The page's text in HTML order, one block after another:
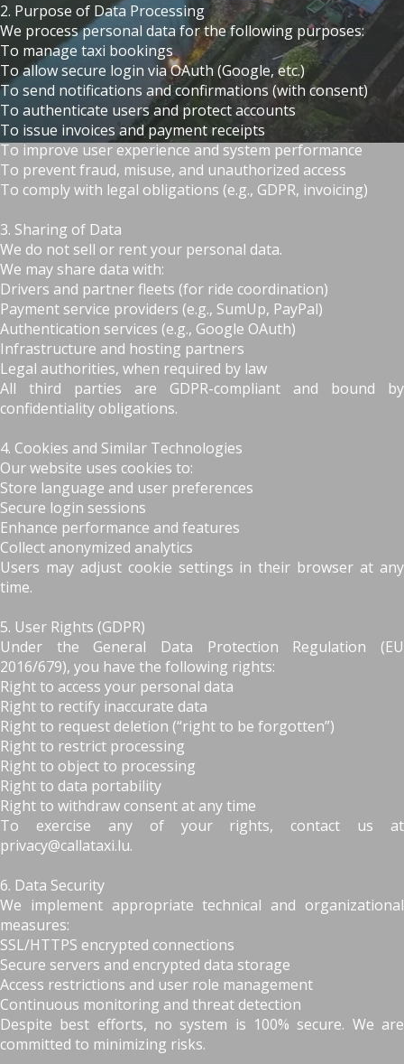
2. Purpose of Data Processing
We process personal data for the following purposes:
To manage taxi bookings
To allow secure login via OAuth (Google, etc.)
To send notifications and confirmations (with consent)
To authenticate users and protect accounts
To issue invoices and payment receipts
To improve user experience and system performance
To prevent fraud, misuse, and unauthorized access
To comply with legal obligations (e.g., GDPR, invoicing)
3. Sharing of Data
We do not sell or rent your personal data.
We may share data with:
Drivers and partner fleets (for ride coordination)
Payment service providers (e.g., SumUp, PayPal)
Authentication services (e.g., Google OAuth)
Infrastructure and hosting partners
Legal authorities, when required by law
All third parties are GDPR-compliant and bound by
confidentiality obligations.
4. Cookies and Similar Technologies
Our website uses cookies to:
Store language and user preferences
Secure login sessions
Enhance performance and features
Collect anonymized analytics
Users may adjust cookie settings in their browser at any
time.
5. User Rights (GDPR)
Under the General Data Protection Regulation (EU
2016/679), you have the following rights:
Right to access your personal data
Right to rectify inaccurate data
Right to request deletion (“right to be forgotten”)
Right to restrict processing
Right to object to processing
Right to data portability
Right to withdraw consent at any time
To exercise any of your rights, contact us at
privacy@callataxi.lu.
6. Data Security
We implement appropriate technical and organizational
measures:
SSL/HTTPS encrypted connections
Secure servers and encrypted data storage
Access restrictions and user role management
Continuous monitoring and threat detection
Despite best efforts, no system is 100% secure. We are
committed to minimizing risks.